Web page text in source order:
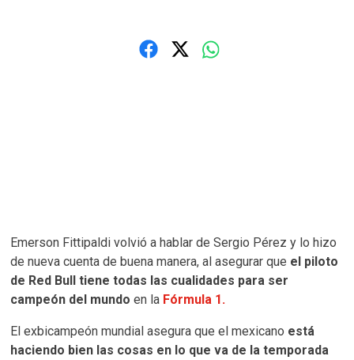
Emerson Fittipaldi volvió a hablar de Sergio Pérez y lo hizo
de nueva cuenta de buena manera, al asegurar que el piloto
de Red Bull tiene todas las cualidades para ser
campeón del mundo en la Fórmula 1.
El exbicampeón mundial asegura que el mexicano está
haciendo bien las cosas en lo que va de la temporada